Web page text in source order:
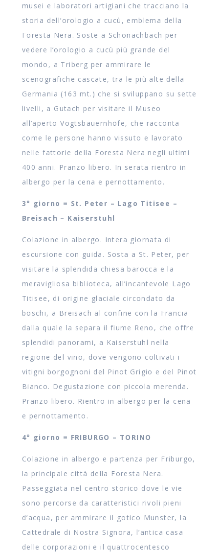
musei e laboratori artigiani che tracciano la
storia dell’orologio a cucù, emblema della
Foresta Nera. Soste a Schonachbach per
vedere l’orologio a cucù più grande del
mondo, a Triberg per ammirare le
scenografiche cascate, tra le più alte della
Germania (163 mt.) che si sviluppano su sette
livelli, a Gutach per visitare il Museo
all’aperto Vogtsbauernhöfe, che racconta
come le persone hanno vissuto e lavorato
nelle fattorie della Foresta Nera negli ultimi
400 anni. Pranzo libero. In serata rientro in
albergo per la cena e pernottamento.
3° giorno = St. Peter – Lago Titisee –
Breisach – Kaiserstuhl
Colazione in albergo. Intera giornata di
escursione con guida. Sosta a St. Peter, per
visitare la splendida chiesa barocca e la
meravigliosa biblioteca, all’incantevole Lago
Titisee, di origine glaciale circondato da
boschi, a Breisach al confine con la Francia
dalla quale la separa il fiume Reno, che offre
splendidi panorami, a Kaiserstuhl nella
regione del vino, dove vengono coltivati i
vitigni borgognoni del Pinot Grigio e del Pinot
Bianco. Degustazione con piccola merenda.
Pranzo libero. Rientro in albergo per la cena
e pernottamento.
4° giorno = FRIBURGO – TORINO
Colazione in albergo e partenza per Friburgo,
la principale città della Foresta Nera.
Passeggiata nel centro storico dove le vie
sono percorse da caratteristici rivoli pieni
d’acqua, per ammirare il gotico Munster, la
Cattedrale di Nostra Signora, l’antica casa
delle corporazioni e il quattrocentesco